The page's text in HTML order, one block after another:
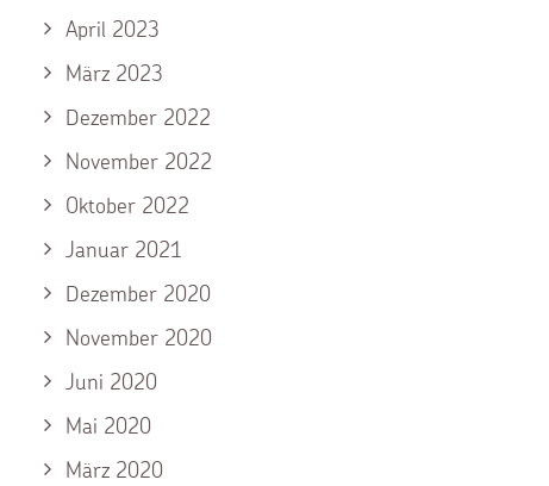
April 2023
März 2023
Dezember 2022
November 2022
Oktober 2022
Januar 2021
Dezember 2020
November 2020
Juni 2020
Mai 2020
März 2020